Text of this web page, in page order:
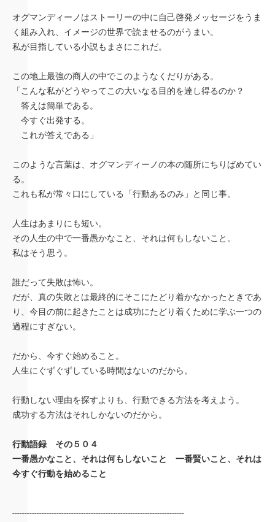
オグマンディーノはストーリーの中に自己啓発メッセージをうま
く組み入れ、イメージの世界で読ませるのがうまい。
私が目指している小説もまさにこれだ。
この地上最強の商人の中でこのようなくだりがある。
「こんな私がどうやってこの大いなる目的を達し得るのか？
答えは簡単である。
今すぐ出発する。
これが答えである」
このような言葉は、オグマンディーノの本の随所にちりばめてい
る。
これも私が常々口にしている「行動あるのみ」と同じ事。
人生はあまりにも短い。
その人生の中で一番愚かなこと、それは何もしないこと。
私はそう思う。
誰だって失敗は怖い。
だが、真の失敗とは最終的にそこにたどり着かなかったときであ
り、今目の前に起きたことは成功にたどり着くために学ぶ一つの
過程にすぎない。
だから、今すぐ始めること。
人生にぐずぐずしている時間はないのだから。
行動しない理由を探すよりも、行動できる方法を考えよう。
成功する方法はそれしかないのだから。
行動語録 その５０４
一番愚かなこと、それは何もしないこと 一番賢いこと、それは
今すぐ行動を始めること
----------------------------------------------------------------------